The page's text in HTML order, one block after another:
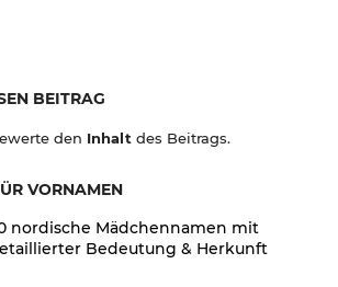
BEITRAG
den Inhalt des Beitrags.
VORNAMEN
nordische Mädchennamen mit
Bedeutung & Herkunft